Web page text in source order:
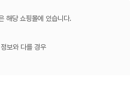
해당 쇼핑몰에 있습니다.
보와 다를 경우